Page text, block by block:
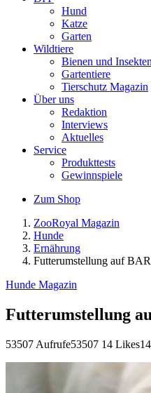
Hund
Katze
Garten
Wildtiere
Bienen und Insekten
Gartentiere
Tierschutz Magazin
Über uns
Redaktion
Interviews
Aktuelles
Service
Produkttests
Gewinnspiele
Zum Shop
ZooRoyal Magazin
Hunde
Ernährung
Futterumstellung auf
Hunde Magazin
Futterumstellung
53507 Aufrufe53507 14 Likes14